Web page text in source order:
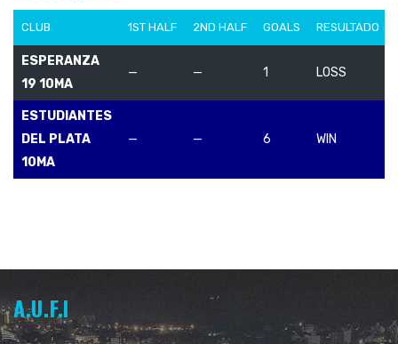
CLUB 1ST HALF 2ND HALF GOALS RESULTADO
ESPERANZA
19 10MA
— — 1 LOSS
ESTUDIANTES
DEL PLATA
10MA
— — 6 WIN
A.U.F.I